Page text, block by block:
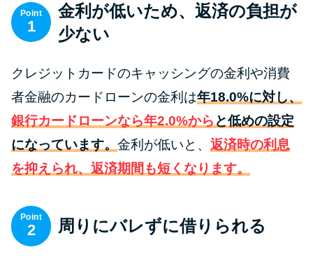
便利なコンテンツ
カードローンQ&A
リボ払いをそのまま払いきると
カードローンの見直しで40万円
Point
1
金利が低いため、返済の負担が
少ない
クレジットカードのキャッシングの金利や消費
者金融のカードローンの金利は年18.0%に対し、
銀行カードローンなら年2.0%から と低めの設定
になっています。 金利が低いと、 返済時の利息
を抑えられ、返済期間も短くなります。
Point
2 周りにバレずに借りられる